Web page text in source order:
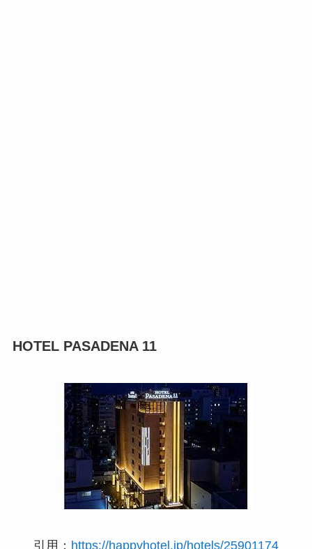
HOTEL PASADENA 11
引用： https://happyhotel.jp/hotels/25901174